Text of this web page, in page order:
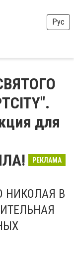
Рус
для
РЕКЛАМА
НИКОЛАЯ В